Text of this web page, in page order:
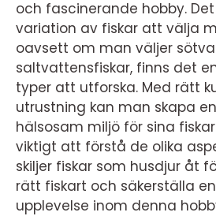
och fascinerande hobby.
variation av fiskar att välja
oavsett om man väljer
saltvattensfiskar, finns det
typer att utforska. Med rätt
utrustning kan man skapa
hälsosam miljö för sina
viktigt att förstå de olika
skiljer fiskar som husdjur åt
rätt fiskart och säkerställa
upplevelse inom denna